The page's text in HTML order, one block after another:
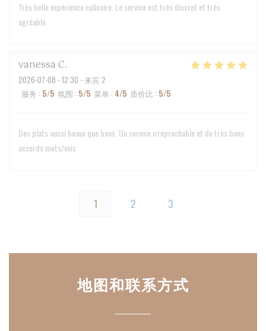
Très belle expérience culinaire. Le service est très discret et très
agréable.
vanessaC
2026-07-08 - 12:30 - 来宾 2
服务 : 5/5 氛围 : 5/5 菜单 : 4/5 质价比 : 5/5
Des plats aussi beaux que bons. Un service irréprochable et de très bons
accords mets/vins
1 2 3
地图和联系方式